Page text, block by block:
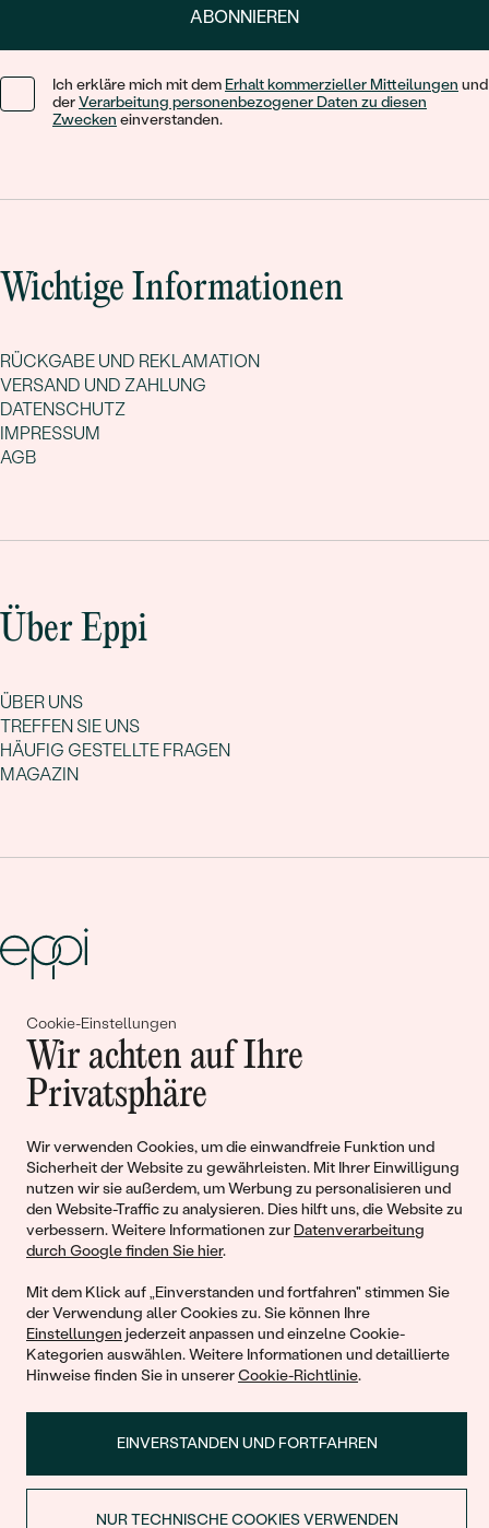
Cookie-Einstellungen
Wir achten auf Ihre
Privatsphäre
Wir verwenden Cookies, um die einwandfreie Funktion und
Sicherheit der Website zu gewährleisten. Mit Ihrer Einwilligung
nutzen wir sie außerdem, um Werbung zu personalisieren und
den Website-Traffic zu analysieren. Dies hilft uns, die Website zu
verbessern. Weitere Informationen zur Datenverarbeitung
durch Google finden Sie hier.
Mit dem Klick auf „Einverstanden und fortfahren" stimmen Sie
der Verwendung aller Cookies zu. Sie können Ihre
Einstellungen jederzeit anpassen und einzelne Cookie-
Kategorien auswählen. Weitere Informationen und detaillierte
Hinweise finden Sie in unsererCookie-Richtlinie.
EINVERSTANDEN UND FORTFAHREN
NUR TECHNISCHE COOKIES VERWENDEN
ABONNIEREN
Ich erkläre mich mit dem Erhalt kommerzieller Mitteilungen und
derVerarbeitung personenbezogener Daten zu diesen
Zwecken einverstanden.
Wichtige Informationen
RÜCKGABE UND REKLAMATION
VERSAND UND ZAHLUNG
DATENSCHUTZ
IMPRESSUM
AGB
Über Eppi
ÜBER UNS
TREFFEN SIE UNS
HÄUFIG GESTELLTE FRAGEN
MAGAZIN
Gemeinsam erschaffen wir
Geschichten von Schönheit und
Liebe
Begleiten Sie uns!